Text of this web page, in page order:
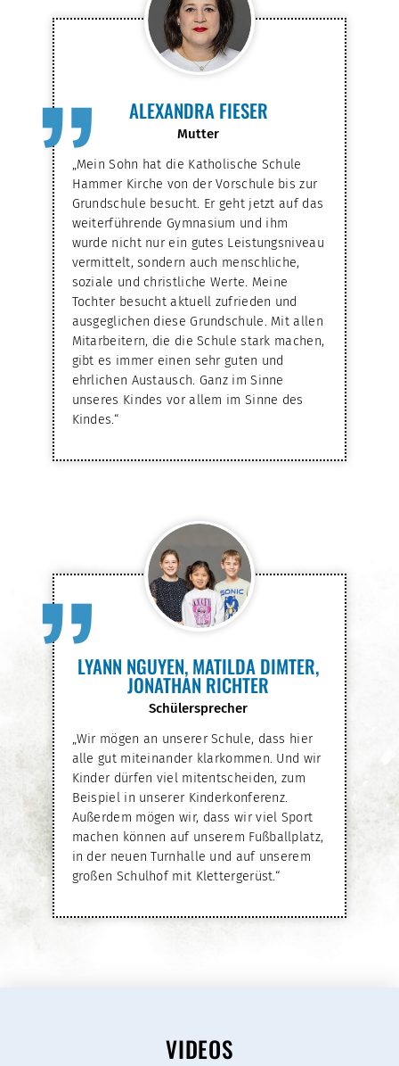
” ALEXANDRA FIESER
Mutter
„Mein Sohn hat die Katholische Schule
Hammer Kirche von der Vorschule bis zur
Grundschule besucht. Er geht jetzt auf das
weiterführende Gymnasium und ihm
wurde nicht nur ein gutes Leistungsniveau
vermittelt, sondern auch menschliche,
soziale und christliche Werte. Meine
Tochter besucht aktuell zufrieden und
ausgeglichen diese Grundschule. Mit allen
Mitarbeitern, die die Schule stark machen,
gibt es immer einen sehr guten und
ehrlichen Austausch. Ganz im Sinne
unseres Kindes vor allem im Sinne des
Kindes.“
”LYANN NGUYEN, MATILDA DIMTER,
JONATHAN RICHTER
Schülersprecher
„Wir mögen an unserer Schule, dass hier
alle gut miteinander klarkommen. Und wir
Kinder dürfen viel mitentscheiden, zum
Beispiel in unserer Kinderkonferenz.
Außerdem mögen wir, dass wir viel Sport
machen können auf unserem Fußballplatz,
in der neuen Turnhalle und auf unserem
großen Schulhof mit Klettergerüst.“
VIDEOS